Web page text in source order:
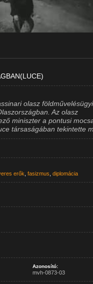
olasz földművelésügyi
Az olasz
miniszter a pontusi
társaságában tekintette
erők ,fasizmus ,diplomácia
Azonosító:
mvh-0873-03